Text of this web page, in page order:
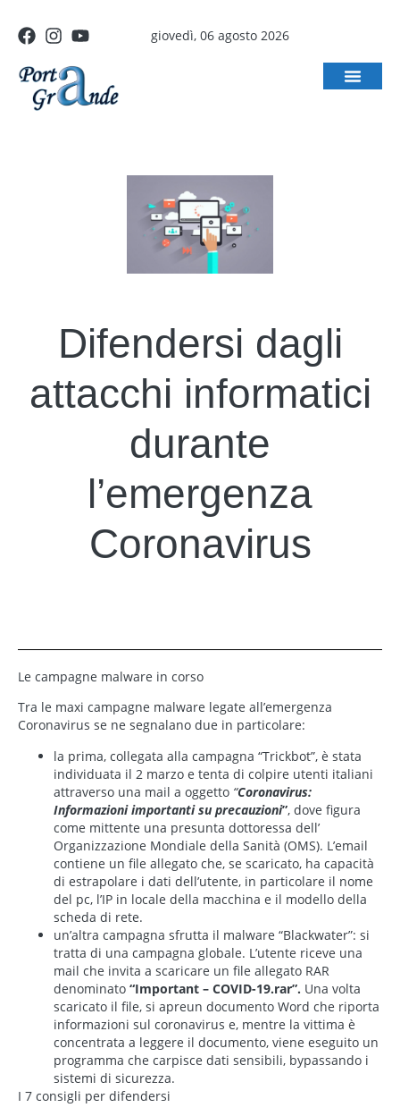
giovedì, 06 agosto 2026
Difendersi dagli
attacchi informatici
durante
l’emergenza
Coronavirus
Le campagne malware in corso
Tra le maxi campagne malware legate all’emergenza
Coronavirus se ne segnalano due in particolare:
la prima, collegata alla campagna “Trickbot”, è stata
individuata il 2 marzo e tenta di colpire utenti italiani
attraverso una mail a oggetto “Coronavirus:
Informazioni importanti su precauzioni”, dove figura
come mittente una presunta dottoressa dell’
Organizzazione Mondiale della Sanità (OMS). L’email
contiene un file allegato che, se scaricato, ha capacità
di estrapolare i dati dell’utente, in particolare il nome
del pc, l’IP in locale della macchina e il modello della
scheda di rete.
un’altra campagna sfrutta il malware “Blackwater”: si
tratta di una campagna globale. L’utente riceve una
mail che invita a scaricare un file allegato RAR
denominato “Important – COVID-19.rar”. Una volta
scaricato il file, si apreun documento Word che riporta
informazioni sul coronavirus e, mentre la vittima è
concentrata a leggere il documento, viene eseguito un
programma che carpisce dati sensibili, bypassando i
sistemi di sicurezza.
I 7 consigli per difendersi